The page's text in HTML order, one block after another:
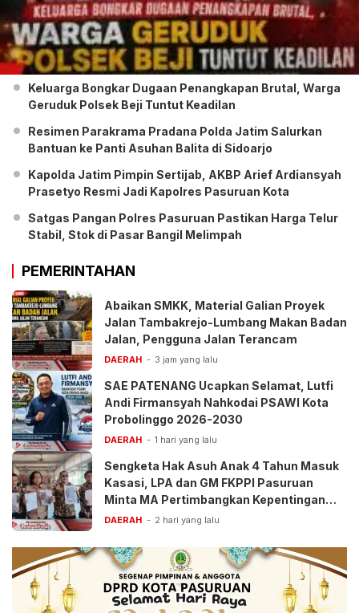
Keluarga Bongkar Dugaan Penangkapan Brutal, Warga
Geruduk Polsek Beji Tuntut Keadilan
Resimen Parakrama Pradana Polda Jatim Salurkan
Bantuan ke Panti Asuhan Balita di Sidoarjo
Kapolda Jatim Pimpin Sertijab, AKBP Arief Ardiansyah
Prasetyo Resmi Jadi Kapolres Pasuruan Kota
Satgas Pangan Polres Pasuruan Pastikan Harga Telur
Stabil, Stok di Pasar Bangil Melimpah
PEMERINTAHAN
Abaikan SMKK, Material Galian Proyek
Jalan Tambakrejo-Lumbang Makan Badan
Jalan, Pengguna Jalan Terancam
DAERAH 3 jam yang lalu
SAE PATENANG Ucapkan Selamat, Lutfi
Andi Firmansyah Nahkodai PSAWI Kota
Probolinggo 2026-2030
DAERAH 1 hari yang lalu
Sengketa Hak Asuh Anak 4 Tahun Masuk
Kasasi, LPA dan GM FKPPI Pasuruan
Minta MA Pertimbangkan Kepentingan
Anak
DAERAH 2 hari yang lalu